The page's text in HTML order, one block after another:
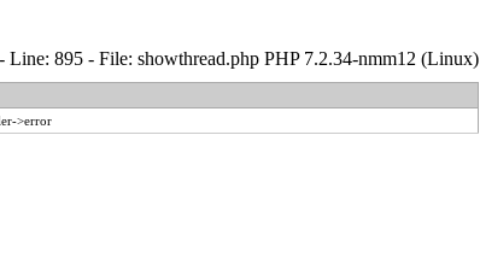
Line: 895 - File: showthread.php PHP 7.2.34-nmm12 (Linux)
>error